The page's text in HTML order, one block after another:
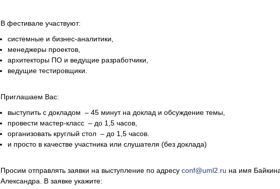
В фестивале участвуют:
системные и бизнес-аналитики,
менеджеры проектов,
архитекторы ПО и ведущие разработчики,
ведущие тестировщики.
Приглашаем Вас:
выступить с докладом – 45 минут на доклад и обсуждение темы,
провести мастер-класс – до 1,5 часов,
организовать круглый стол – до 1,5 часов.
и просто в качестве участника или слушателя (без доклада)
Просим отправлять заявки на выступление по адресу conf@uml2.ru на имя
Александра. В заявке укажите: